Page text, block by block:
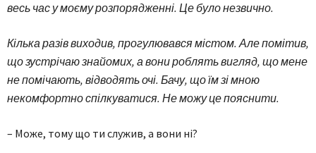
весь час у моєму розпорядженні. Це було незвично.
Кілька разів виходив, прогулювався містом. Але помітив,
що зустрічаю знайомих, а вони роблять вигляд, що мене
не помічають, відводять очі. Бачу, що їм зі мною
некомфортно спілкуватися. Не можу це пояснити.
– Може, тому що ти служив, а вони ні?